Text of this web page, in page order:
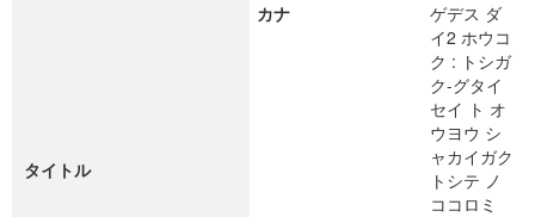
タイトル
カナ
ゲデス ダ
イ2 ホウコ
ク : トシガ
ク-グタイ
セイ ト オ
ウヨウ シ
ャカイガク
トシテ ノ
ココロミ